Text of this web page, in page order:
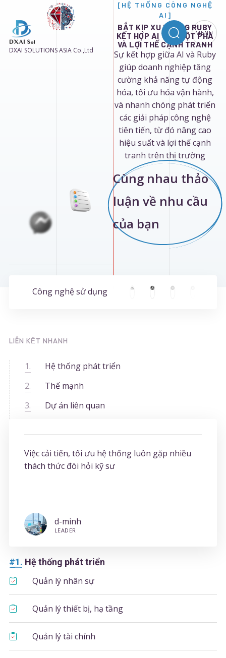
DXAI SOLUTIONS ASIA Co.,Ltd
MENU
[HỆ THỐNG CÔNG NGHỆ
AI]
BẮT KỊP XU HƯỚNG RUBY
KẾT HỢP AI TẠO ĐỘT PHÁ
VÀ LỢI THẾ CẠNH TRANH
Sự kết hợp giữa AI và Ruby
giúp doanh nghiệp tăng
cường khả năng tự động
hóa, tối ưu hóa vận hành,
và nhanh chóng phát triển
các giải pháp công nghệ
tiên tiến, từ đó nâng cao
hiệu suất và lợi thế cạnh
tranh trên thị trường
Cùng nhau thảo
luận về nhu cầu
của bạn
Công nghệ sử dụng
#1. Hệ thống phát triển
Quản lý nhân sự
Quản lý thiết bị, hạ tầng
Quản lý tài chính
LIÊN KẾT NHANH
Hệ thống phát triển
Thế mạnh
Dự án liên quan
Việc cải tiến, tối ưu hệ thống luôn gặp nhiều
thách thức đòi hỏi kỹ sư
d-minh
LEADER